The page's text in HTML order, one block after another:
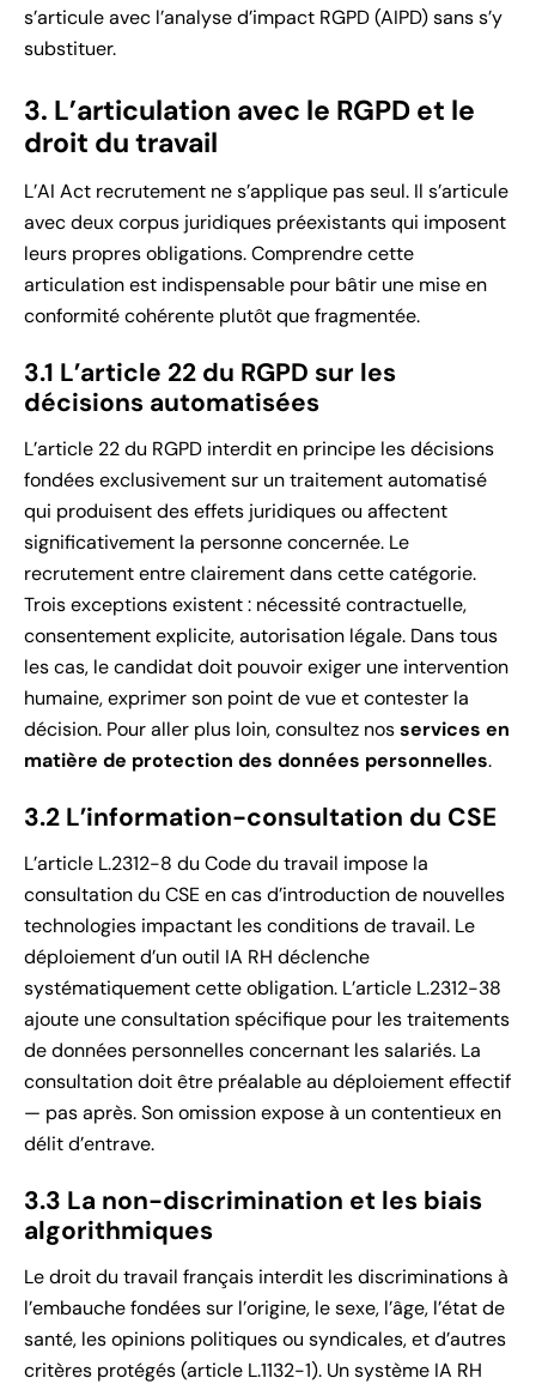
s’articule avec l’analyse d’impact RGPD (AIPD) sans s’y
substituer.
3. L’articulation avec le RGPD et le
droit du travail
L’AI Act recrutement ne s’applique pas seul. Il s’articule
avec deux corpus juridiques préexistants qui imposent
leurs propres obligations. Comprendre cette
articulation est indispensable pour bâtir une mise en
conformité cohérente plutôt que fragmentée.
3.1 L’article 22 du RGPD sur les
décisions automatisées
L’article 22 du RGPD interdit en principe les décisions
fondées exclusivement sur un traitement automatisé
qui produisent des effets juridiques ou affectent
significativement la personne concernée. Le
recrutement entre clairement dans cette catégorie.
Trois exceptions existent : nécessité contractuelle,
consentement explicite, autorisation légale. Dans tous
les cas, le candidat doit pouvoir exiger une intervention
humaine, exprimer son point de vue et contester la
décision. Pour aller plus loin, consultez nosservices en
matière de protection des données personnelles.
3.2 L’information-consultation du CSE
L’article L.2312-8 du Code du travail impose la
consultation du CSE en cas d’introduction de nouvelles
technologies impactant les conditions de travail. Le
déploiement d’un outil IA RH déclenche
systématiquement cette obligation. L’article L.2312-38
ajoute une consultation spécifique pour les traitements
de données personnelles concernant les salariés. La
consultation doit être préalable au déploiement effectif
— pas après. Son omission expose à un contentieux en
délit d’entrave.
3.3 La non-discrimination et les biais
algorithmiques
Le droit du travail français interdit les discriminations à
l’embauche fondées sur l’origine, le sexe, l’âge, l’état de
santé, les opinions politiques ou syndicales, et d’autres
critères protégés (article L.1132-1). Un système IA RH